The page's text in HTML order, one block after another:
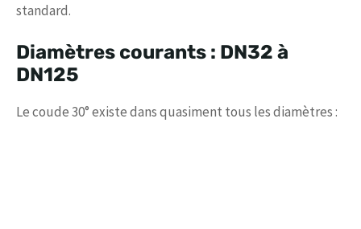
standard.
Diamètres courants : DN32 à
DN125
Le coude 30° existe dans quasiment tous les diamètres :